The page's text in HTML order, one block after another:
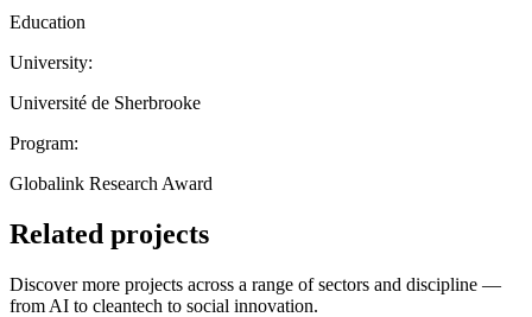
Education
University:
Université de Sherbrooke
Program:
Globalink Research Award
Related projects
Discover more projects across a range of sectors and discipline —
from AI to cleantech to social innovation.